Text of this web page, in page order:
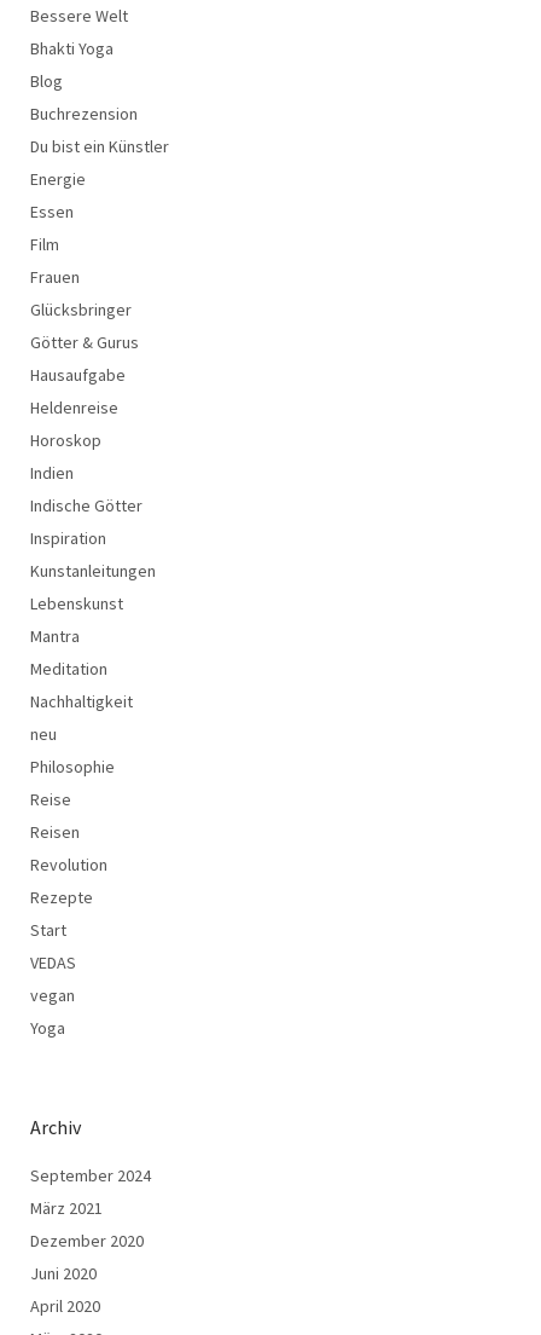
Bessere Welt
Bhakti Yoga
Blog
Buchrezension
Du bist ein Künstler
Energie
Essen
Film
Frauen
Glücksbringer
Götter & Gurus
Hausaufgabe
Heldenreise
Horoskop
Indien
Indische Götter
Inspiration
Kunstanleitungen
Lebenskunst
Mantra
Meditation
Nachhaltigkeit
neu
Philosophie
Reise
Reisen
Revolution
Rezepte
Start
VEDAS
vegan
Yoga
Archiv
September 2024
März 2021
Dezember 2020
Juni 2020
April 2020